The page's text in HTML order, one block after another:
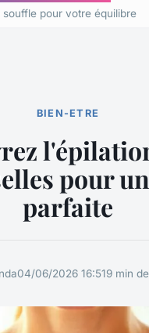
souffle pour votre équilibre
BIEN-ETRE
pour
parfaite
04/06/2026 16:519 min